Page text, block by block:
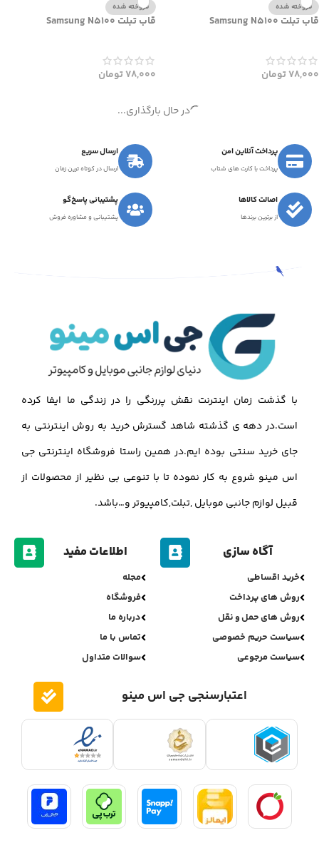
فروخته شده
قاب تبلت Samsung N5100
78,000تومان
فروخته شده
قاب تبلت Samsung N5100
78,000تومان
در حال بارگذاری...
پرداخت آنلاین امن
پرداخت با کارت های شتاب
ارسال سریع
ارسال در کوتاه ترین زمان
اصالت کالاها
از برترین برندها
پشتیبانی پاسخ‌گو
پشتیبانی و مشاوره فروش
با گذشت زمان اینترنت نقش پررنگی را در زندگی ما ایفا کرده
است.در دهه ی گذشته شاهد گسترش خرید به روش اینترنتی به
جای خرید سنتی بوده ایم.در همین راستا فروشگاه اینترنتی جی
اس مینو شروع به کار نموده تا با تنوعی بی نظیر از محصولات از
قبیل لوازم جانبی موبایل ,تبلت,کامپیوتر و…باشد.
آگاه سازی
خرید اقساطی
روش های پرداخت
روش های حمل و نقل
سیاست حریم خصوصی
سیاست مرجوعی
اطلاعات مفید
مجله
فروشگاه
درباره ما
تماس با ما
سوالات متداول
اعتبارسنجی جی اس مینو